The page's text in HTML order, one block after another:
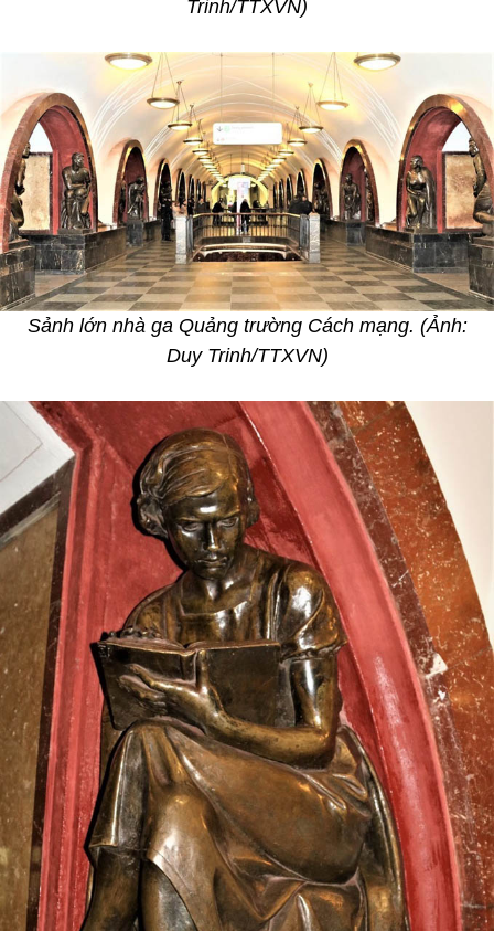
Trinh/TTXVN)
Sảnh lớn nhà ga Quảng trường Cách mạng. (Ảnh:
Duy Trinh/TTXVN)